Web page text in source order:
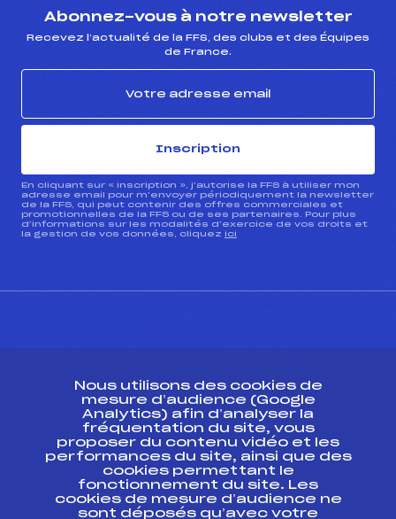
Abonnez-vous à notre newsletter
Recevez l’actualité de la FFS, des clubs et des Équipes
de France.
Inscription
En cliquant sur « inscription », j’autorise la FFS à utiliser mon
adresse email pour m’envoyer périodiquement la newsletter
de la FFS, qui peut contenir des offres commerciales et
promotionnelles de la FFS ou de ses partenaires. Pour plus
d’informations sur les modalités d’exercice de vos droits et
la gestion de vos données, cliquez ici
ESPACE PRESSE
Ressources
Pass’Neige
Projet sportif fédéral
Projet de performance fédéral
Nous utilisons des cookies de
mesure d’audience (Google
Analytics) afin d’analyser la
fréquentation du site, vous
proposer du contenu vidéo et les
performances du site, ainsi que des
cookies permettant le
fonctionnement du site. Les
cookies de mesure d’audience ne
sont déposés qu’avec votre